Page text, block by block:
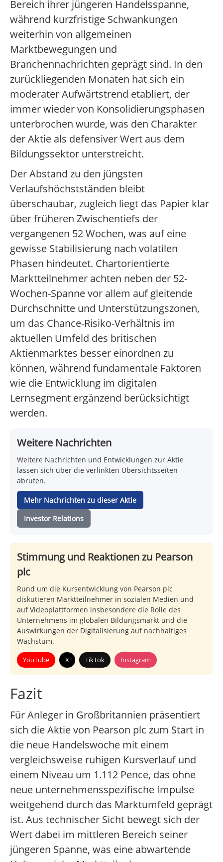
Bereich ihrer jüngeren Handelsspanne,
während kurzfristige Schwankungen
weiterhin von allgemeinen
Marktbewegungen und
Branchennachrichten geprägt sind. In den
zurückliegenden Monaten hat sich ein
moderater Aufwärtstrend etabliert, der
immer wieder von Konsolidierungsphasen
unterbrochen wurde, was den Charakter
der Aktie als defensiver Wert aus dem
Bildungssektor unterstreicht.
Der Abstand zu den jüngsten
Verlaufshöchstständen bleibt
überschaubar, zugleich liegt das Papier klar
über früheren Zwischentiefs der
vergangenen 52 Wochen, was auf eine
gewisse Stabilisierung nach volatilen
Phasen hindeutet. Chartorientierte
Marktteilnehmer achten neben der 52-
Wochen-Spanne vor allem auf gleitende
Durchschnitte und Unterstützungszonen,
um das Chance-Risiko-Verhältnis im
aktuellen Umfeld des britischen
Aktienmarktes besser einordnen zu
können, während fundamentale Faktoren
wie die Entwicklung im digitalen
Lernsegment ergänzend berücksichtigt
werden.
Weitere Nachrichten
Weitere Nachrichten und Entwicklungen zur Aktie
lassen sich über die verlinkten Übersichtsseiten
abrufen.
Mehr Nachrichten zu dieser Aktie
Investor Relations
Stimmung und Reaktionen zu Pearson
plc
Rund um die Kursentwicklung von Pearson plc
diskutieren Marktteilnehmer in sozialen Medien und
auf Videoplattformen insbesondere die Rolle des
Unternehmens im globalen Bildungsmarkt und die
Auswirkungen der Digitalisierung auf nachhaltiges
Wachstum.
YouTube X TikTok Instagram
Fazit
Für Anleger in Großbritannien präsentiert
sich die Aktie von Pearson plc zum Start in
die neue Handelswoche mit einem
vergleichsweise ruhigen Kursverlauf und
einem Niveau um 1.112 Pence, das ohne
neue unternehmensspezifische Impulse
weitgehend durch das Marktumfeld geprägt
ist. Aus technischer Sicht bewegt sich der
Wert dabei im mittleren Bereich seiner
jüngeren Spanne, was eine abwartende